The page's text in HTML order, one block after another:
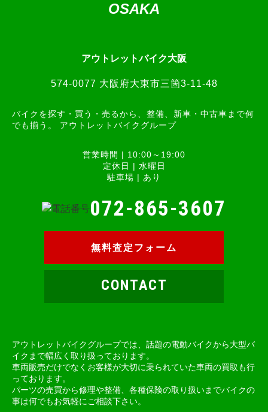
OSAKA
アウトレットバイク大阪
574-0077 大阪府大東市三箇3-11-48
バイクを探す・買う・売るから、整備、新車・中古車まで何
でも揃う。 アウトレットバイクグループ
営業時間 | 10:00～19:00
定休日 | 水曜日
駐車場 | あり
072-865-3607
無料査定フォーム
CONTACT
アウトレットバイクグループでは、話題の電動バイクから大型バ
イクまで幅広く取り扱っております。
車両販売だけでなくお客様が大切に乗られていた車両の買取も行
っております。
パーツの売買から修理や整備、各種保険の取り扱いまでバイクの
事は何でもお気軽にご相談下さい。